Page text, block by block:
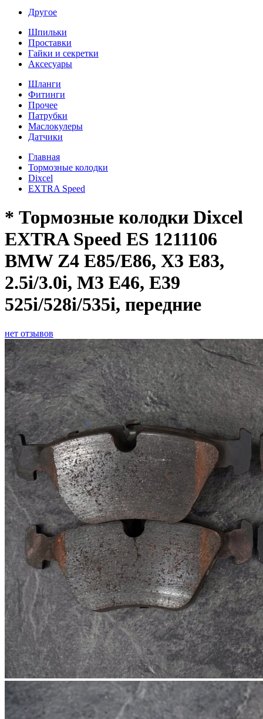
Другое
Шпильки
Проставки
Гайки и секретки
Аксесуары
Шланги
Фитинги
Прочее
Патрубки
Маслокулеры
Датчики
Главная
Тормозные колодки
Dixcel
EXTRA Speed
* Тормозные колодки Dixcel
EXTRA Speed ES 1211106
BMW Z4 E85/E86, X3 E83,
2.5i/3.0i, M3 E46, E39
525i/528i/535i, передние
нет отзывов